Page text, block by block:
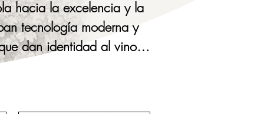
hacia la excelencia y la
tecnología moderna y
dan identidad al vino
de historia, siendo un